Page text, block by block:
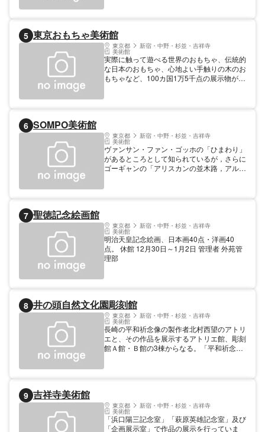
展示などもあり。ミュージアムショップに
は、同館学芸員考案のキャラクター「きちび
ちゃん」の缶バッジをはじめ、さまざまなア
イテムが。
5 東京おもちゃ美術館
東京都 新宿・中野・杉並・吉祥寺
美術館
実際に触って遊べる世界のおもちゃ、伝統的
な日本のおもちゃ、心地よい手触りの木のお
もちゃなど、100カ国1万5千点の展示物があ
6 SOMPO美術館
東京都 新宿・中野・杉並・吉祥寺
美術館
ヴァンサン・ファン・ゴッホの「ひまわり」
があるところとして知られているが，さらに
ゴーギャンの「アリスカンの並木路，アル
7 聖徳記念絵画館
東京都 新宿・中野・杉並・吉祥寺
美術館
明治天皇記念絵画、日本画40点・洋画40
点。 休館 12月30日～1月2日 管理者 外苑管
理部
8 井の頭自然文化園彫刻館
東京都 新宿・中野・杉並・吉祥寺
美術館
長崎の平和祈念像の製作者北村西望のアトリ
エと、その作品を展示するアトリエ館、彫刻
館Ａ館・Ｂ館の3棟からなる。「平和祈念
9 吉祥寺美術館
東京都 新宿・中野・杉並・吉祥寺
美術館
「浜口陽三記念室」「萩原英雄記念室」及び
「企画展示室」で作品の展示を行っていま